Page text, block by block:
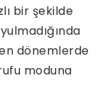
bir şekilde
dönemlerde
moduna